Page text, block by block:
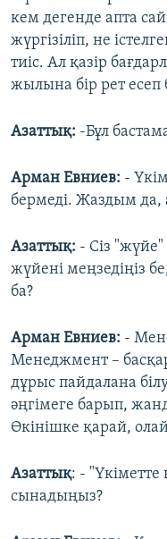
кем дегенде апта
жүргізіліп, не
тиіс. Ал қазір
жылына бір рет есеп
Азаттық: -Бұл
Арман Евниев: -
бермеді. Жаздым да,
Азаттық: - Сіз
жүйені меңзедіңіз
ба?
Арман Евниев: -
Менеджмент –
дұрыс пайдалана
әңгімеге барып,
Өкінішке қарай,
Азаттық: - "Үкіметте
сынадыңыз?